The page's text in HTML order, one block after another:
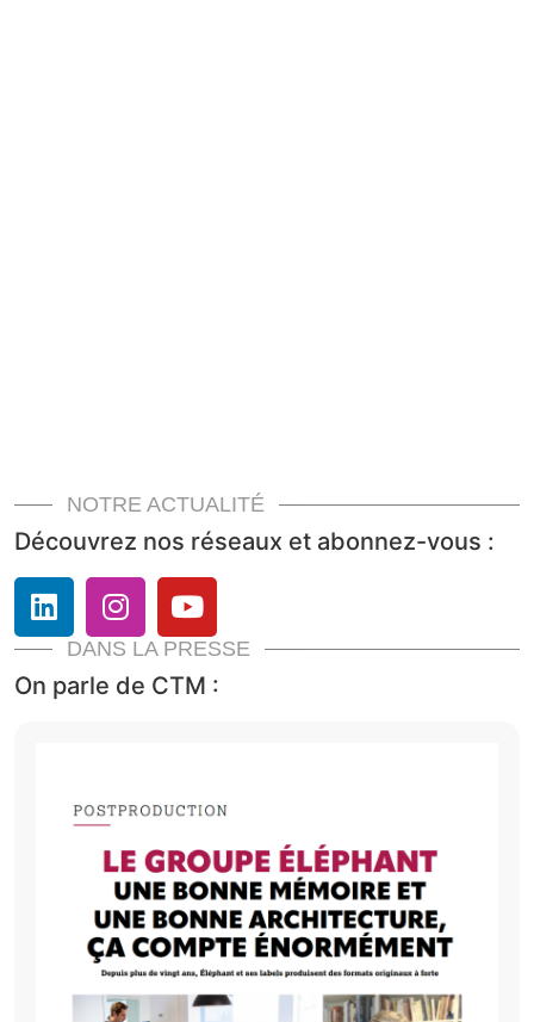
NOTRE ACTUALITÉ
Découvrez nos réseaux et abonnez-vous :
DANS LA PRESSE
On parle de CTM :